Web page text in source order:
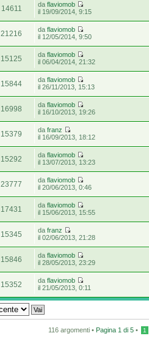
14611 daflaviomob
il 19/09/2014, 9:15
21216 daflaviomob
il 12/05/2014, 9:50
15125 daflaviomob
il 06/04/2014, 21:32
15844 daflaviomob
il 26/11/2013, 15:13
16998 daflaviomob
il 16/10/2013, 19:26
15379 dafranz
il 16/09/2013, 18:12
15292 daflaviomob
il 13/07/2013, 13:23
23777 daflaviomob
il 20/06/2013, 0:46
17431 daflaviomob
il 15/06/2013, 15:55
15345 dafranz
il 02/06/2013, 21:28
15846 daflaviomob
il 28/05/2013, 23:29
15352 daflaviomob
il 21/05/2013, 0:11
116 argomenti • Pagina 1 di 5 • 1